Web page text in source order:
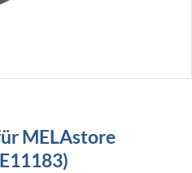
MELAstore